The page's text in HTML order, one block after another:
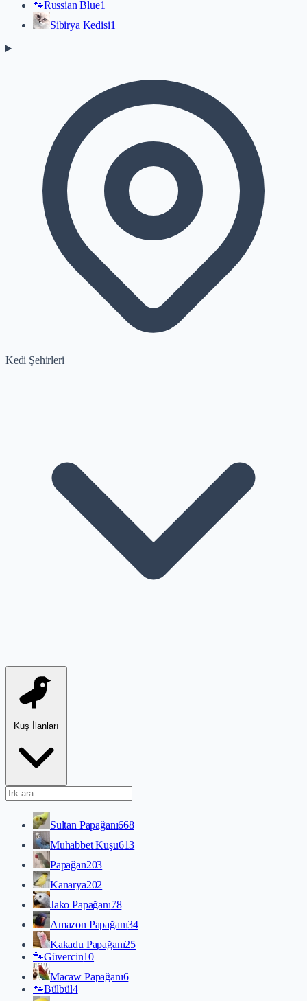
🐾Russian Blue1
Sibirya Kedisi1
Kedi Şehirleri
Kuş İlanları
Sultan Papağanı668
Muhabbet Kuşu613
Papağan203
Kanarya202
Jako Papağanı78
Amazon Papağanı34
Kakadu Papağanı25
🐾Güvercin10
Macaw Papağanı6
🐾Bülbül4